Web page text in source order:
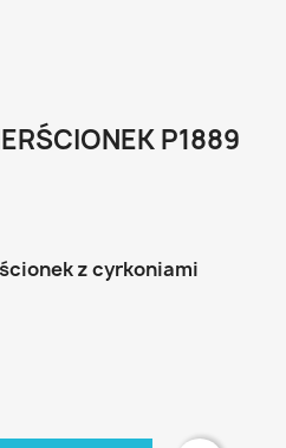
P1889
z cyrkoniami